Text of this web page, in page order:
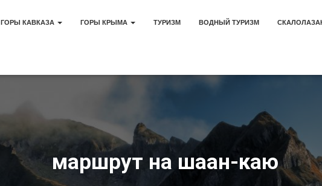
ГОРЫ КАВКАЗА ГОРЫ КРЫМА ТУРИЗМ ВОДНЫЙ ТУРИЗМ
маршрут на шаан-каю